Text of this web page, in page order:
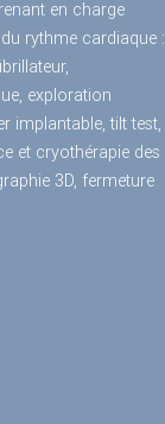
en charge
rythme cardiaque :
exploration
implantable, tilt test,
et cryothérapie des
3D, fermeture